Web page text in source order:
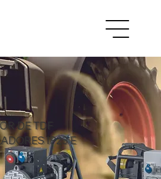
DE TDF
IP23 E